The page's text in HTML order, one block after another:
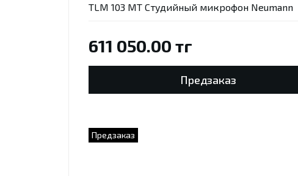
Предзаказ
611 050.00 тг
Предзаказ
TLM 103 MT Студийный микрофон Neumann